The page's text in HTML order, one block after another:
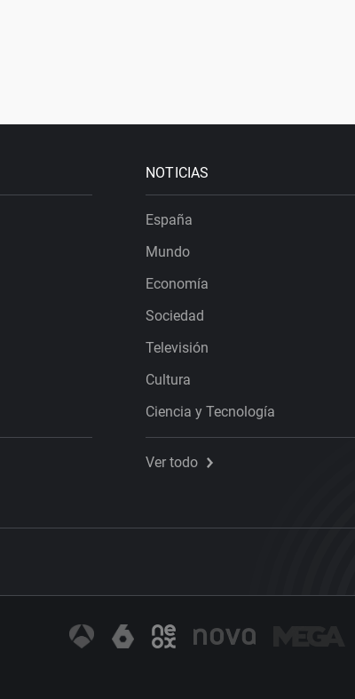
NOTICIAS
España
Mundo
Economía
Sociedad
Televisión
Cultura
Ciencia y Tecnología
Ver todo